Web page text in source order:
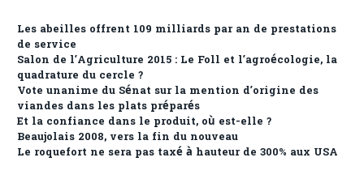
Les abeilles offrent 109 milliards par an de prestations
de service
Salon de l’Agriculture 2015 : Le Foll et l’agroécologie, la
quadrature du cercle ?
Vote unanime du Sénat sur la mention d’origine des
viandes dans les plats préparés
Et la confiance dans le produit, où est-elle ?
Beaujolais 2008, vers la fin du nouveau
Le roquefort ne sera pas taxé à hauteur de 300% aux USA